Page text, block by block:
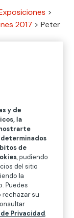
>
2017 >Peter
y de
la
de
, pudiendo
del sitio
la
Puedes
rechazar su
Privacidad.